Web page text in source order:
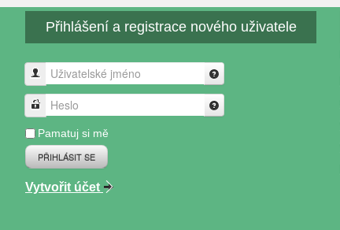
Přihlášení a registrace nového uživatele
Uživatelské jméno
Heslo
Pamatuj si mě
PŘIHLÁSIT SE
Vytvořit účet